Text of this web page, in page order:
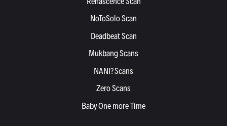
NoToSolo Scan
Deadbeat Scan
Mukbang Scans
NANI? Scans
Zero Scans
Baby One more Time